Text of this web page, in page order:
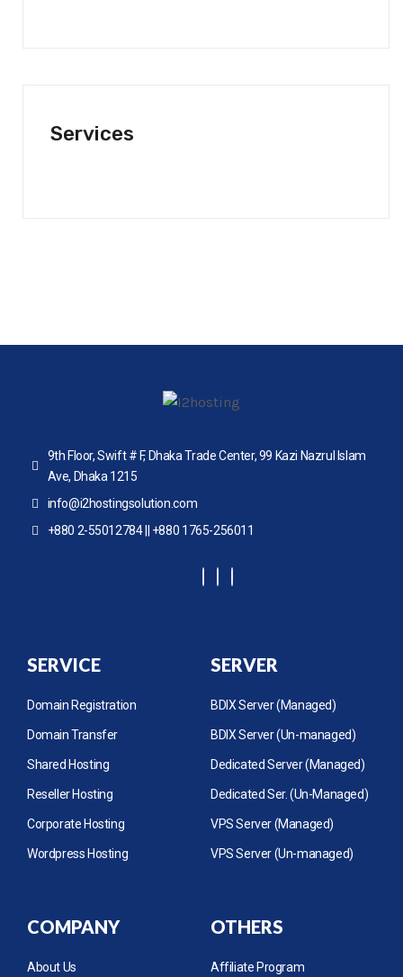
Services
9th Floor, Swift # F, Dhaka Trade Center, 99 Kazi Nazrul Islam
Ave, Dhaka 1215
info@i2hostingsolution.com
+880 2-55012784 || +880 1765-256011
SERVICE
Domain Registration
Domain Transfer
Shared Hosting
Reseller Hosting
Corporate Hosting
Wordpress Hosting
SERVER
BDIX Server (Managed)
BDIX Server (Un-managed)
Dedicated Server (Managed)
Dedicated Ser. (Un-Managed)
VPS Server (Managed)
VPS Server (Un-managed)
COMPANY
About Us
OTHERS
Affiliate Program